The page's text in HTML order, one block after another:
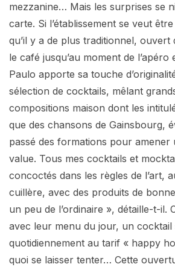
mezzanine… Mais les surprises se
carte. Si l’établissement se veut
qu’il y a de plus traditionnel,
le café jusqu’au moment de
Paulo apporte sa touche
sélection de cocktails, mêlant
compositions maison dont les
que des chansons de Gainsbourg,
passé des formations pour amener
value. Tous mes cocktails et
concoctés dans les règles de l’art,
cuillère, avec des produits de
un peu de l’ordinaire », détaille-t-il.
avec leur menu du jour, un cocktail
quotidiennement au tarif « happy
quoi se laisser tenter… Cette